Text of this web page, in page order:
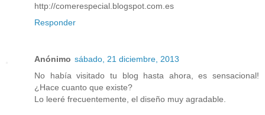
http://comerespecial.blogspot.com.es
Responder
Anónimo sábado, 21 diciembre, 2013
No había visitado tu blog hasta ahora, es sensacional!
¿Hace cuanto que existe?
Lo leeré frecuentemente, el diseño muy agradable.